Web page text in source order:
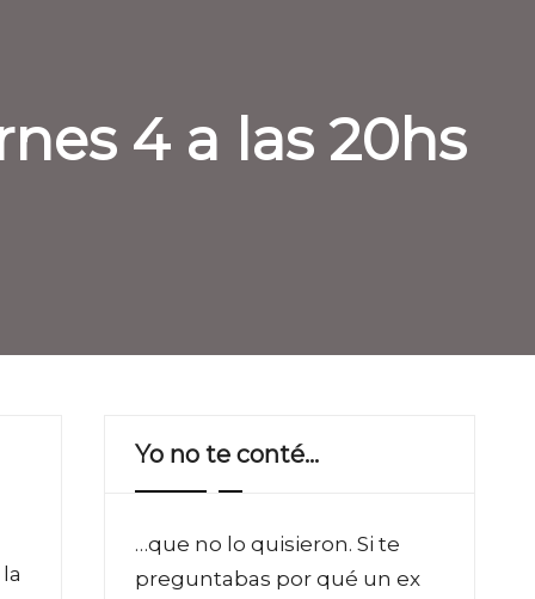
4 a las 20hs
Yo no te conté…
…que no lo quisieron. Si te
preguntabas por qué un ex